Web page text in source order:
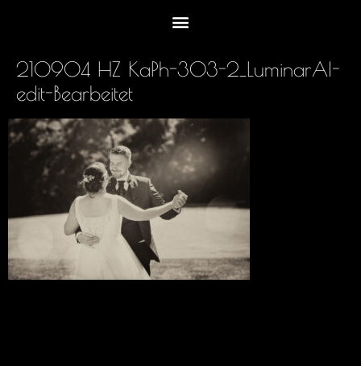
210904 HZ KaPh-303-2_LuminarAI-
edit-Bearbeitet